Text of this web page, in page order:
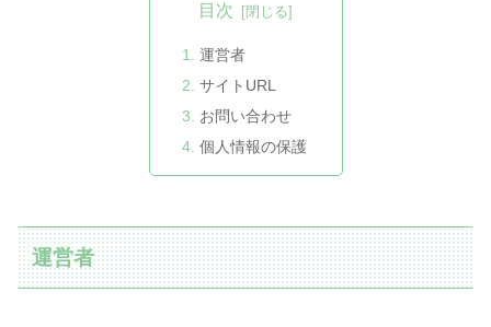
目次
運営者
サイトURL
お問い合わせ
個人情報の保護
運営者